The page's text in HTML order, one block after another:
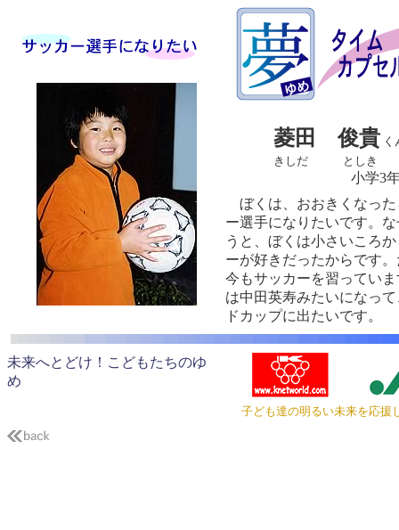
菱田 俊貴 く
きしだ としき
小学3年
ぼくは、おおきくなった
ー選手になりたいです。
うと、ぼくは小さいころ
ーが好きだったからです
今もサッカーを習ってい
は中田英寿みたいになっ
ドカップに出たいです。
未来へとどけ！こどもたちのゆ
め
子ども達の明るい未来を応援